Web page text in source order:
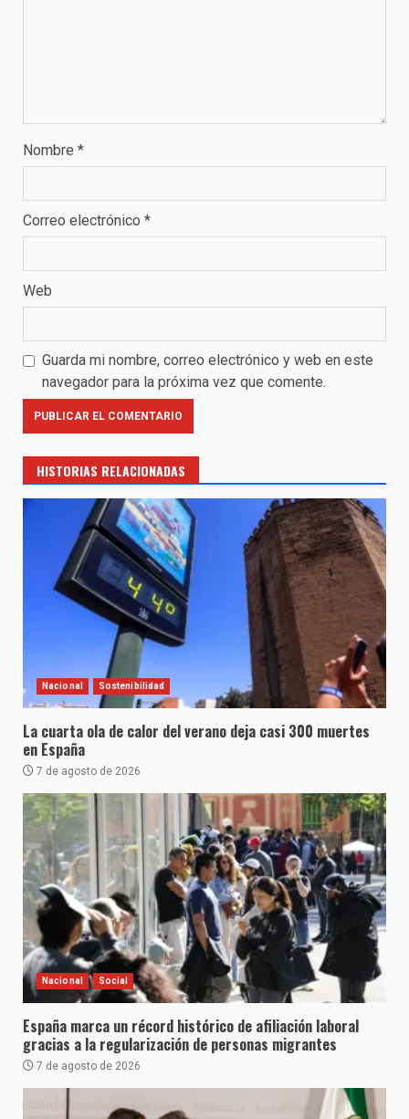
Nombre *
Correo electrónico *
Web
Guarda mi nombre, correo electrónico y web en este
navegador para la próxima vez que comente.
HISTORIAS RELACIONADAS
Nacional Sostenibilidad
La cuarta ola de calor del verano deja casi 300 muertes
en España
7 de agosto de 2026
Nacional Social
España marca un récord histórico de afiliación laboral
gracias a la regularización de personas migrantes
7 de agosto de 2026